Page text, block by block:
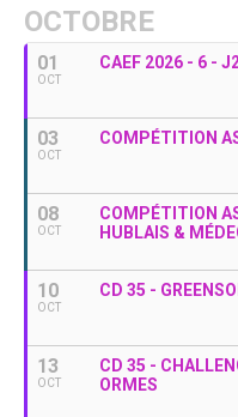
OCTOBRE
01
OCT
CAEF 2026 - 6 -
03
OCT
COMPÉTITION
08
OCT
COMPÉTITION
HUBLAIS &
10
OCT
CD 35 -
13
OCT
CD 35 -
ORMES